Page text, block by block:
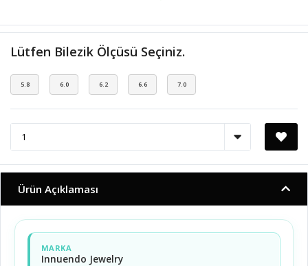
Lütfen Bilezik Ölçüsü Seçiniz.
5.8 6.0 6.2 6.6 7.0
Ürün Açıklaması
MARKA
Innuendo Jewelry